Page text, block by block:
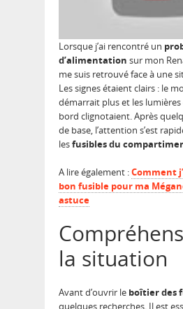
Lorsque j’ai rencontré un
d’alimentation sur mon
me suis retrouvé face à une
Les signes étaient clairs : le
démarrait plus et les
bord clignotaient. Après
de base, l’attention s’est
lesfusibles du
A lire également :Comment
bon fusible pour ma
astuce
la situation
Avant d’ouvrir le boîtier des